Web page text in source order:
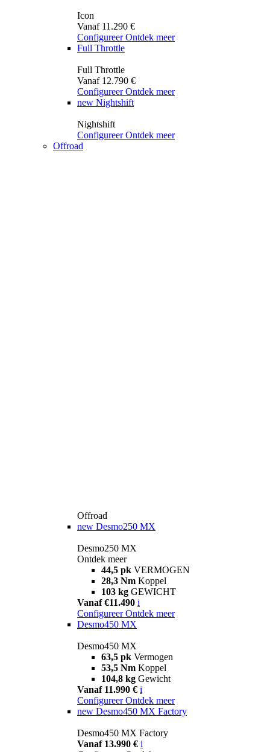
Icon
Vanaf 11.290 €
Configureer Ontdek meer
Full Throttle
Full Throttle
Vanaf 12.790 €
Configureer Ontdek meer
new Nightshift
Nightshift
Configureer Ontdek meer
Offroad
Offroad
new Desmo250 MX
Desmo250 MX
Ontdek meer
44,5 pk VERMOGEN
28,3 Nm Koppel
103 kg GEWICHT
Vanaf €11.490 i
Configureer Ontdek meer
Desmo450 MX
Desmo450 MX
63,5 pk Vermogen
53,5 Nm Koppel
104,8 kg Gewicht
Vanaf 11.990 € i
Configureer Ontdek meer
new Desmo450 MX Factory
Desmo450 MX Factory
Vanaf 13.990 € i